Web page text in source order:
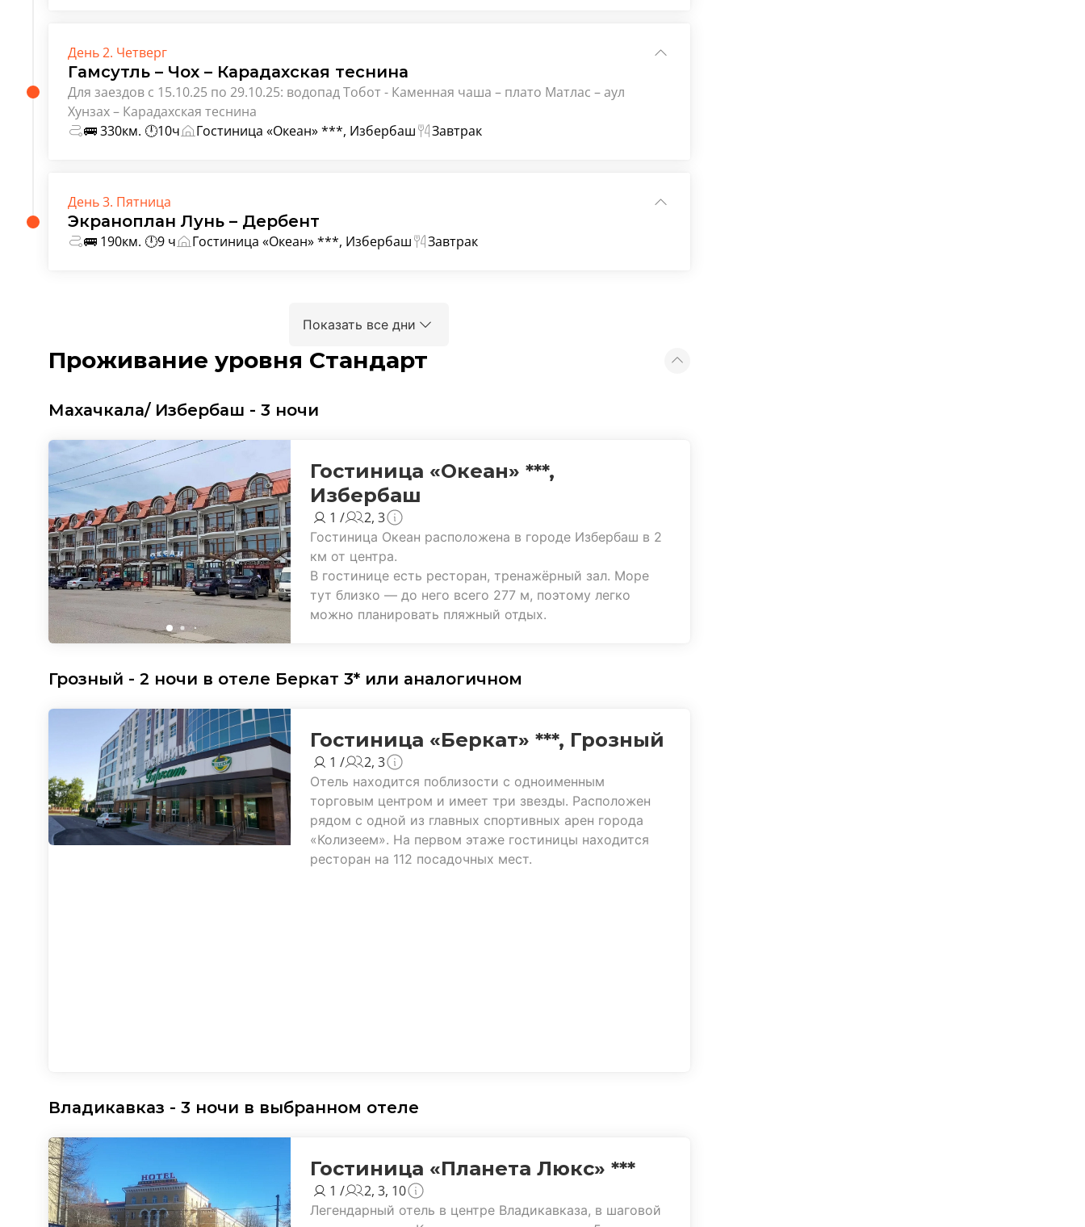
День 2. Четверг
Гамсутль – Чох – Карадахская теснина
Для заездов с 15.10.25 по 29.10.25: водопад Тобот - Каменная чаша – плато Матлас – аул
Хунзах – Карадахская теснина
🚌 330км. 🕛10ч
Гостиница «Океан» ***, Избербаш Завтрак
День 3. Пятница
Экраноплан Лунь – Дербент
🚌 190км. 🕛9 ч Гостиница «Океан» ***, Избербаш Завтрак
Показать все дни
Проживание уровня Стандарт
Махачкала/ Избербаш - 3 ночи
Гостиница «Океан» ***,
Избербаш
1 / 2, 3
Гостиница Океан расположена в городе Избербаш в 2
км от центра.
В гостинице есть ресторан, тренажёрный зал. Море
тут близко — до него всего 277 м, поэтому легко
можно планировать пляжный отдых.
Грозный - 2 ночи в отеле Беркат 3* или аналогичном
Гостиница «Беркат» ***, Грозный
1 / 2, 3
Отель находится поблизости с одноименным
торговым центром и имеет три звезды. Расположен
рядом с одной из главных спортивных арен города
«Колизеем». На первом этаже гостиницы находится
ресторан на 112 посадочных мест.
Владикавказ - 3 ночи в выбранном отеле
Гостиница «Планета Люкс» ***
1 / 2, 3, 10
Легендарный отель в центре Владикавказа, в шаговой